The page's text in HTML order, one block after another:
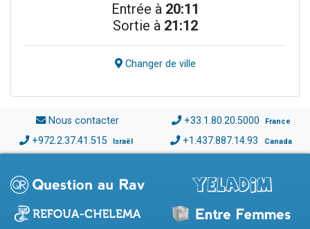
Entrée à 20:11
Sortie à 21:12
Changer de ville
Nous contacter +33.1.80.20.5000 France
+972.2.37.41.515 Israël +1.437.887.14.93 Canada